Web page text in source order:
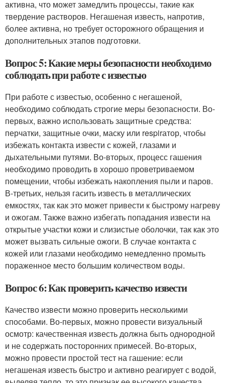
активна, что может замедлить процессы, такие как
твердение растворов. Негашеная известь, напротив,
более активна, но требует осторожного обращения и
дополнительных этапов подготовки.
Вопрос 5: Какие меры безопасности необходимо
соблюдать при работе с известью
При работе с известью, особенно с негашеной,
необходимо соблюдать строгие меры безопасности. Во-
первых, важно использовать защитные средства:
перчатки, защитные очки, маску или respirатор, чтобы
избежать контакта извести с кожей, глазами и
дыхательными путями. Во-вторых, процесс гашения
необходимо проводить в хорошо проветриваемом
помещении, чтобы избежать накопления пыли и паров.
В-третьих, нельзя гасить известь в металлических
емкостях, так как это может привести к быстрому нагреву
и ожогам. Также важно избегать попадания извести на
открытые участки кожи и слизистые оболочки, так как это
может вызвать сильные ожоги. В случае контакта с
кожей или глазами необходимо немедленно промыть
пораженное место большим количеством воды.
Вопрос 6: Как проверить качество извести
Качество извести можно проверить несколькими
способами. Во-первых, можно провести визуальный
осмотр: качественная известь должна быть однородной
и не содержать посторонних примесей. Во-вторых,
можно провести простой тест на гашение: если
негашеная известь быстро и активно реагирует с водой,